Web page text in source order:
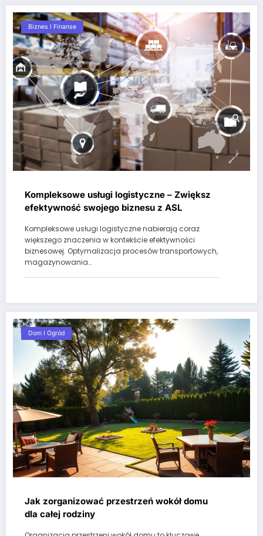
Biznes I Finanse
Kompleksowe usługi logistyczne – Zwiększ
efektywność swojego biznesu z ASL
Kompleksowe usługi logistyczne nabierają coraz
większego znaczenia w kontekście efektywności
biznesowej. Optymalizacja procesów transportowych,
magazynowania…
Dom I Ogród
Jak zorganizować przestrzeń wokół domu
dla całej rodziny